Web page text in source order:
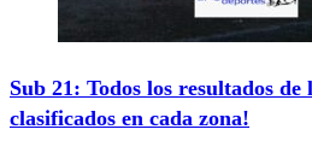
Sub 21: Todos los resultados
clasificados en cada zona!